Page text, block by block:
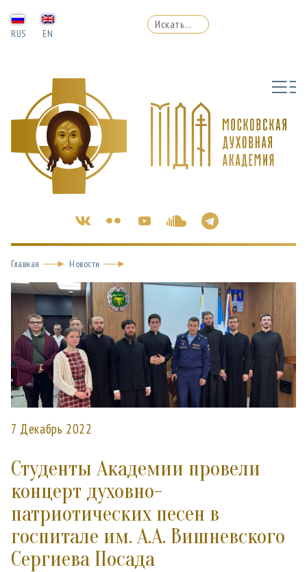
RUS EN
Главная Новости
7 Декабрь 2022
Студенты Академии провели
концерт духовно-
патриотических песен в
госпитале им. А.А. Вишневского
Сергиева Посада